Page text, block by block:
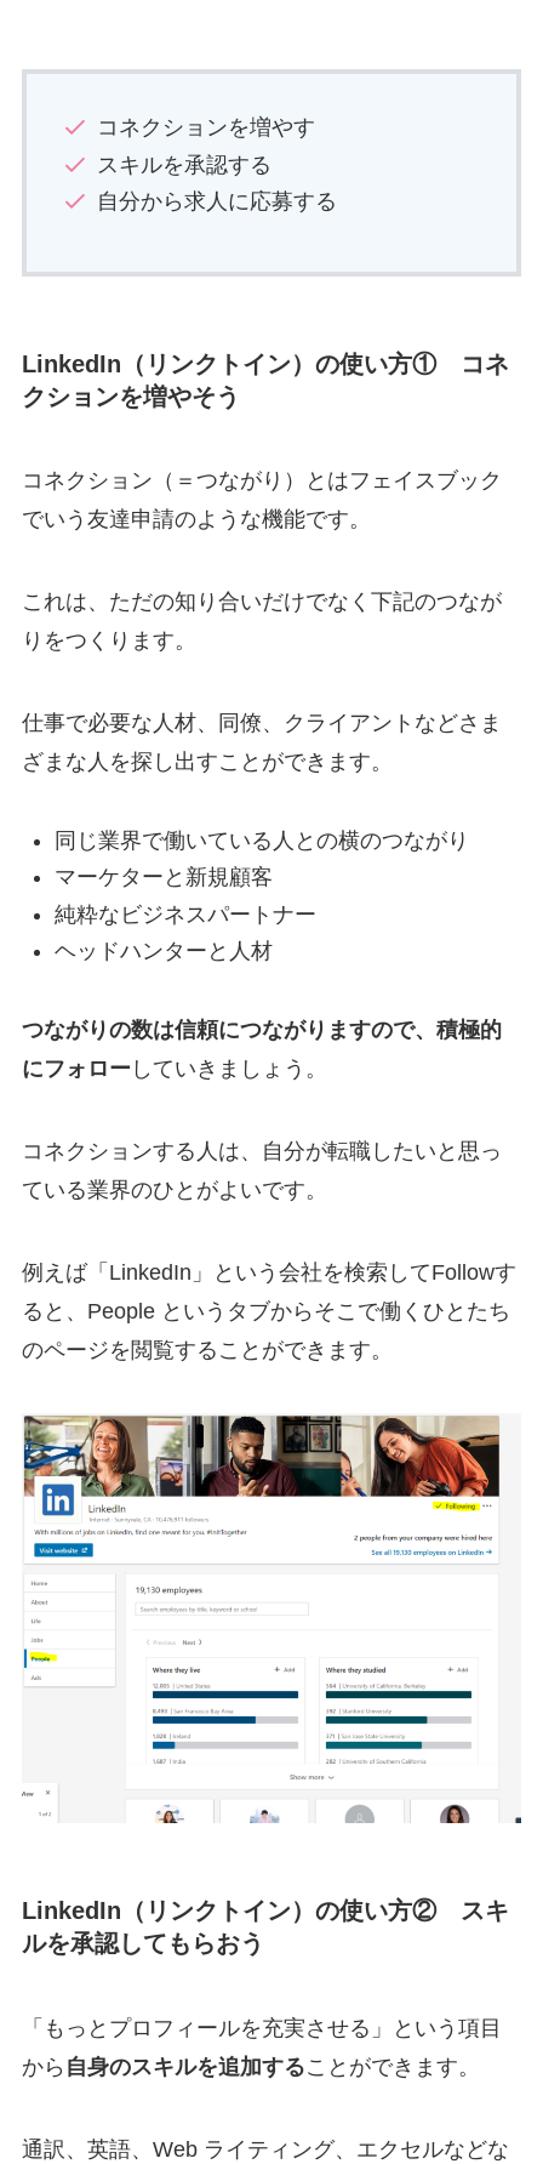
コネクションを増やす
スキルを承認する
自分から求人に応募する
LinkedIn（リンクトイン）の使い方① コネ
クションを増やそう
コネクション（＝つながり）とはフェイスブック
でいう友達申請のような機能です。
これは、ただの知り合いだけでなく下記のつなが
りをつくります。
仕事で必要な人材、同僚、クライアントなどさま
ざまな人を探し出すことができます。
同じ業界で働いている人との横のつながり
マーケターと新規顧客
純粋なビジネスパートナー
ヘッドハンターと人材
つながりの数は信頼につながりますので、積極的
にフォロー していきましょう。
コネクションする人は、自分が転職したいと思っ
ている業界のひとがよいです。
例えば「LinkedIn」という会社を検索してFollowす
ると、People というタブからそこで働くひとたち
のページを閲覧することができます。
LinkedIn（リンクトイン）の使い方② スキ
ルを承認してもらおう
「もっとプロフィールを充実させる」という項目
から 自身のスキルを追加することができます。
通訳、英語、Web ライティング、エクセルなどな